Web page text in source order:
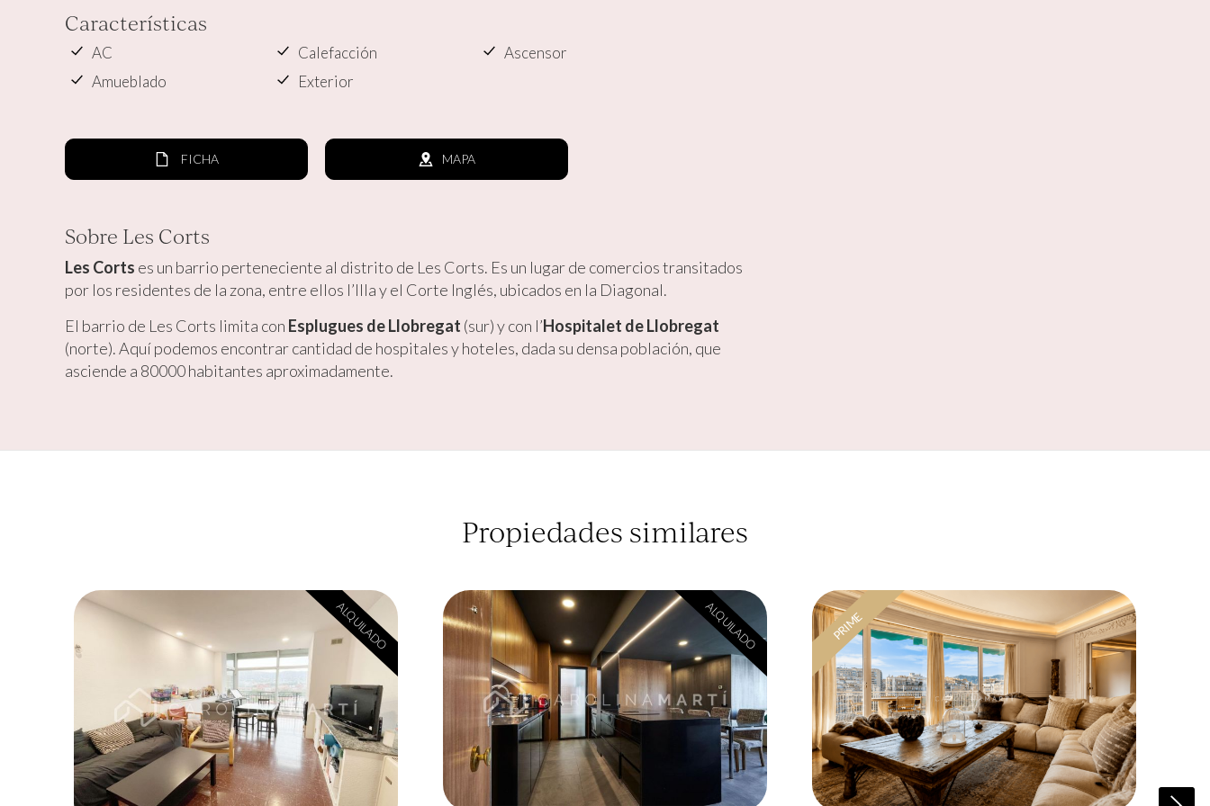
Características
AC Calefacción
Ascensor
Amueblado
Exterior
FICHA MAPA
Sobre Les Corts
Les Corts es un barrio perteneciente al distrito de Les Corts. Es un lugar de comercios transitados
por los residentes de la zona, entre ellos l’Illa y el Corte Inglés, ubicados en la Diagonal.
El barrio de Les Corts limita con Esplugues de Llobregat (sur) y con l’Hospitalet de Llobregat
(norte). Aquí podemos encontrar cantidad de hospitales y hoteles, dada su densa población, que
asciende a 80000 habitantes aproximadamente.
Propiedades similares
ALQUILADO ALQUILADO PRIME